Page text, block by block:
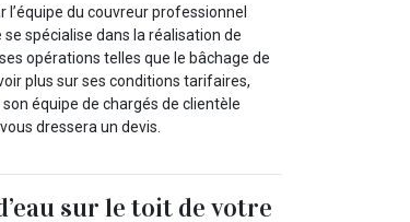
du couvreur professionnel
spécialise dans la réalisation de
opérations telles que le bâchage de
plus sur ses conditions tarifaires,
équipe de chargés de clientèle
dressera un devis.
sur le toit de votre